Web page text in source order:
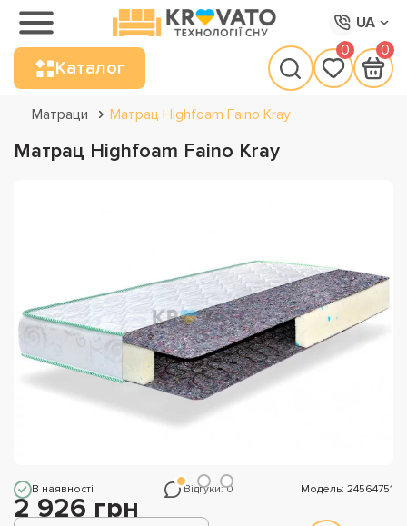
UA
Каталог
0 0
Матраци Матрац Highfoam Faino Kray
Матрац Highfoam Faino Kray
В наявності Відгуки: 0 Модель: 24564751
2 926 грн